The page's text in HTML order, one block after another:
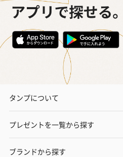
タンプについて
プレゼントを一覧から探す
ブランドから探す